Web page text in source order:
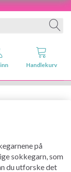
Handlekurv
på
sokkegarn, som
du utforske det